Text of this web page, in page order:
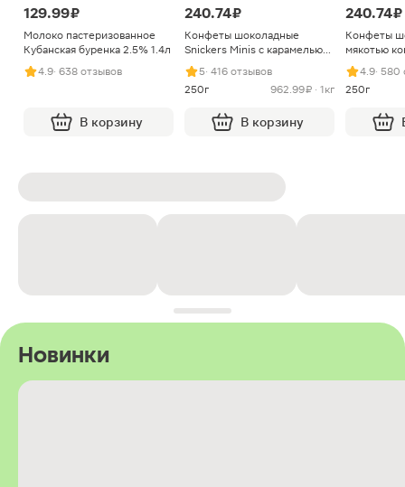
129.99 ₽
Молоко пастеризованное
Кубанская буренка 2.5% 1.4л
4.9· 638 отзывов
В корзину
240.74 ₽
Конфеты шоколадные
Snickers Minis с карамелью
арахисом и нугой
5· 416 отзывов
250г
962.99 ₽ · 1кг
В корзину
240.74 ₽
Конфеты
мякотью
4.9· 580
250г
Новинки